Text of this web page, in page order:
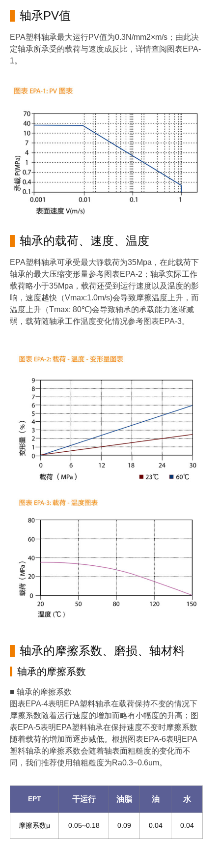
轴承PV值
EPA塑料轴承最大运行PV值为0.3N/mm2×m/s；由此决
定轴承所承受的载荷与速度成反比，详情查阅图表EPA-
1。
轴承的载荷、速度、温度
EPA塑料轴承可承受最大静载荷为35Mpa，在此载荷下
轴承的最大压缩变形量参考图表EPA-2；轴承实际工作
载荷略小于35Mpa，载荷还受到运行速度以及温度的影
响，速度越快（Vmax:1.0m/s)会导致摩擦温度上升，而
温度上升（Tmax: 80℃)会导致轴承的承载能力逐渐减
弱，载荷随轴承工作温度变化情况参考图表EPA-3。
轴承的摩擦系数、磨损、轴材料
轴承的摩擦系数
■ 轴承的摩擦系数
图表EPA-4表明EPA塑料轴承在载荷保持不变的情况下
摩擦系数随着运行速度的增加而略有小幅度的升高；图
表EPA-5表明EPA塑料轴承在保持速度不变时摩擦系数
随着载荷的增加而逐步减低。根据图表EPA-6表明EPA
塑料轴承的摩擦系数会随着轴表面粗糙度的变化而不
同，我们推荐使用轴粗糙度为Ra0.3~0.6um。
EPT 干运行 油脂 油 水
摩擦系数μ 0.05~0.18 0.09 0.04 0.04